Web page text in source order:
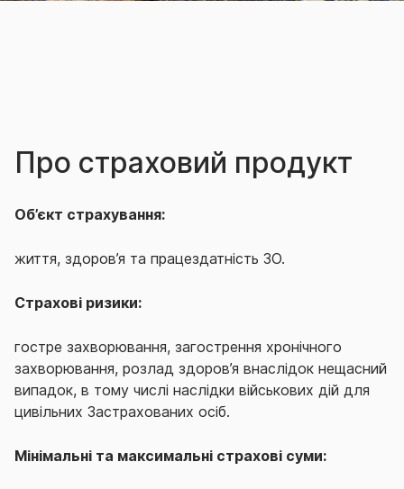
Про страховий продукт
Об’єкт страхування:
життя, здоров’я та працездатність ЗО.
Страхові ризики:
гостре захворювання, загострення хронічного
захворювання, розлад здоров’я внаслідок нещасний
випадок, в тому числі наслідки військових дій для
цивільних Застрахованих осіб.
Мінімальні та максимальні страхові суми: